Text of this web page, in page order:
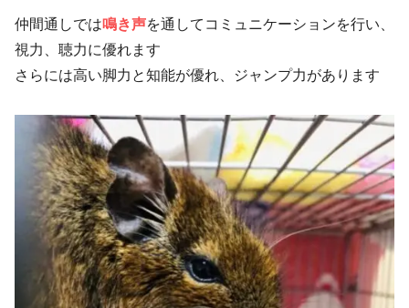
仲間通しでは鳴き声を通してコミュニケーションを行い、
視力、聴力に優れます
さらには高い脚力と知能が優れ、ジャンプ力があります